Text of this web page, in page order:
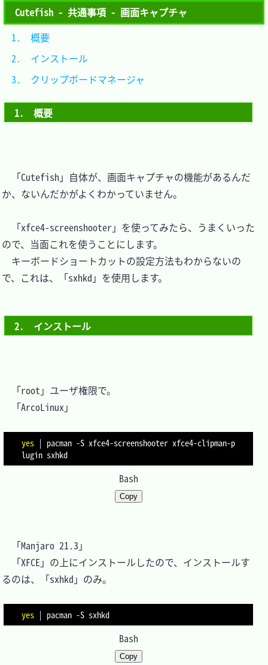
Cutefish - 共通事項 - 画面キャプチャ
1.　概要
「Cutefish」自体が、画面キャプチャの機能があるんだ
か、ないんだかがよくわかっていません。
「xfce4-screenshooter」を使ってみたら、うまくいった
ので、当面これを使うことにします。
キーボードショートカットの設定方法もわからないの
で、これは、「sxhkd」を使用します。
2.　インストール
「root」ユーザ権限で。
「ArcoLinux」
yes | pacman -S xfce4-screenshooter xfce4-clipman-p
Bash
Copy
「Manjaro 21.3」
「XFCE」の上にインストールしたので、インストールす
るのは、「sxhkd」のみ。
yes | pacman -S
Bash
Copy